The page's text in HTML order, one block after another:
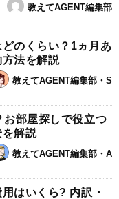
教えてAGENT編集部
のくらい？1ヵ月あ
法を解説
教えてAGENT編集部・S
お部屋探しで役立つ
を解説
教えてAGENT編集部・A
はいくら? 内訳・